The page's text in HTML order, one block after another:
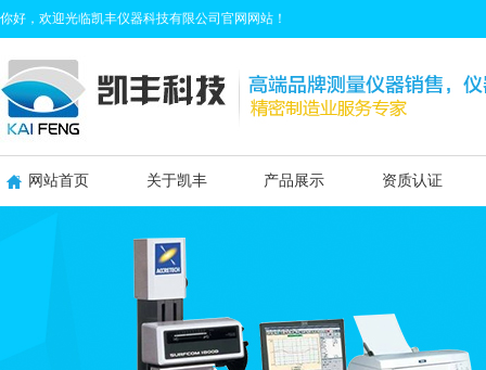
你好，欢迎光临凯丰仪器科技有限公司官网网站！
网站首页 关于凯丰 产品展示 资质认证